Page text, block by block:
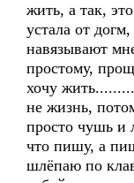
жить, а так,
устала от
навязывают
простому,
хочу
не жизнь,
просто чушь и
что пишу, а
шлёпаю по